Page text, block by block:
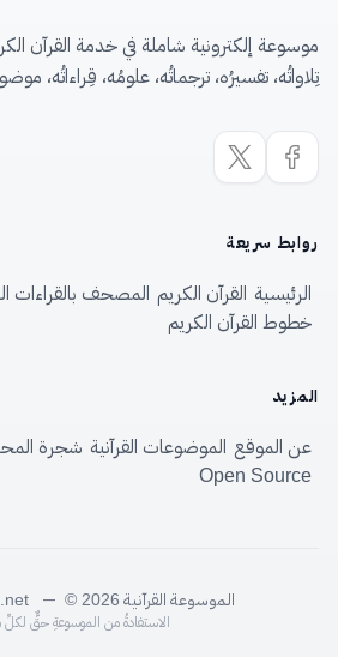
موسوعة إلكترونية شاملة في خدمة القرآن
تِلاواتُه، تفسيرُه، ترجماتُه، علومُه، قِراءاتُه،
روابط سريعة
الرئيسية القرآن الكريم المصحف بالقراءات
خطوط القرآن الكريم
المزيد
عن الموقع الموضوعات القرآنية شجرة
Open Source
الموسوعة القرآنية — © 2026
الاستفادةُ من الموسوعةِ حقٌّ